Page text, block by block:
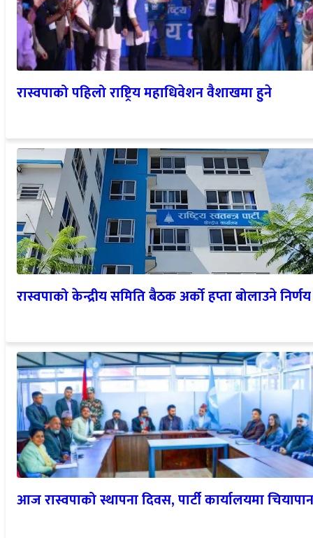
रास्वपाको पहिलो राष्ट्रिय महाधिवेशन वैशाखमा हुने
रास्वपाको केन्द्रीय समिति बैठक अर्को हप्ता बोलाउने निर्णय
आज रास्वपाको स्थापना दिवस, पार्टी कार्यालयमा चियापान